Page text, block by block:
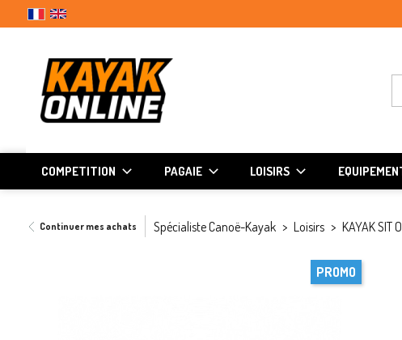
COMPETITION PAGAIE LOISIRS
Continuer mes achats Spécialiste Canoë-Kayak Loisirs KAYAK SIT
PROMO